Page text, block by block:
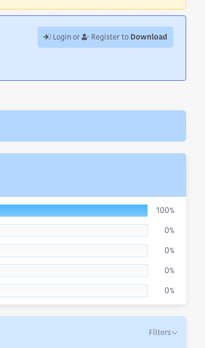
Login or Register to Download
100%
0%
0%
0%
0%
Filters